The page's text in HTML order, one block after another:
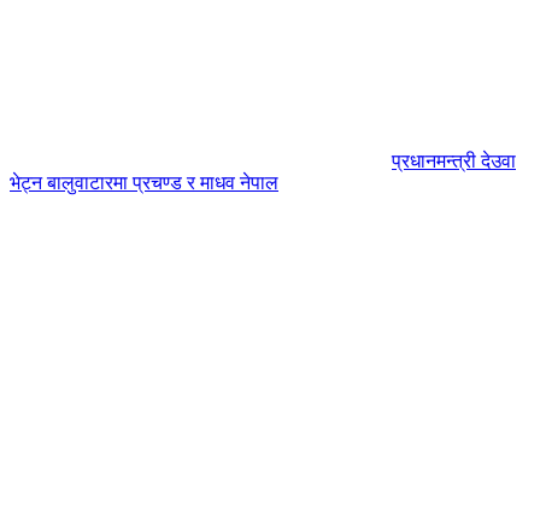
प्रधानमन्त्री देउवा
भेट्न बालुवाटारमा प्रचण्ड र माधव नेपाल